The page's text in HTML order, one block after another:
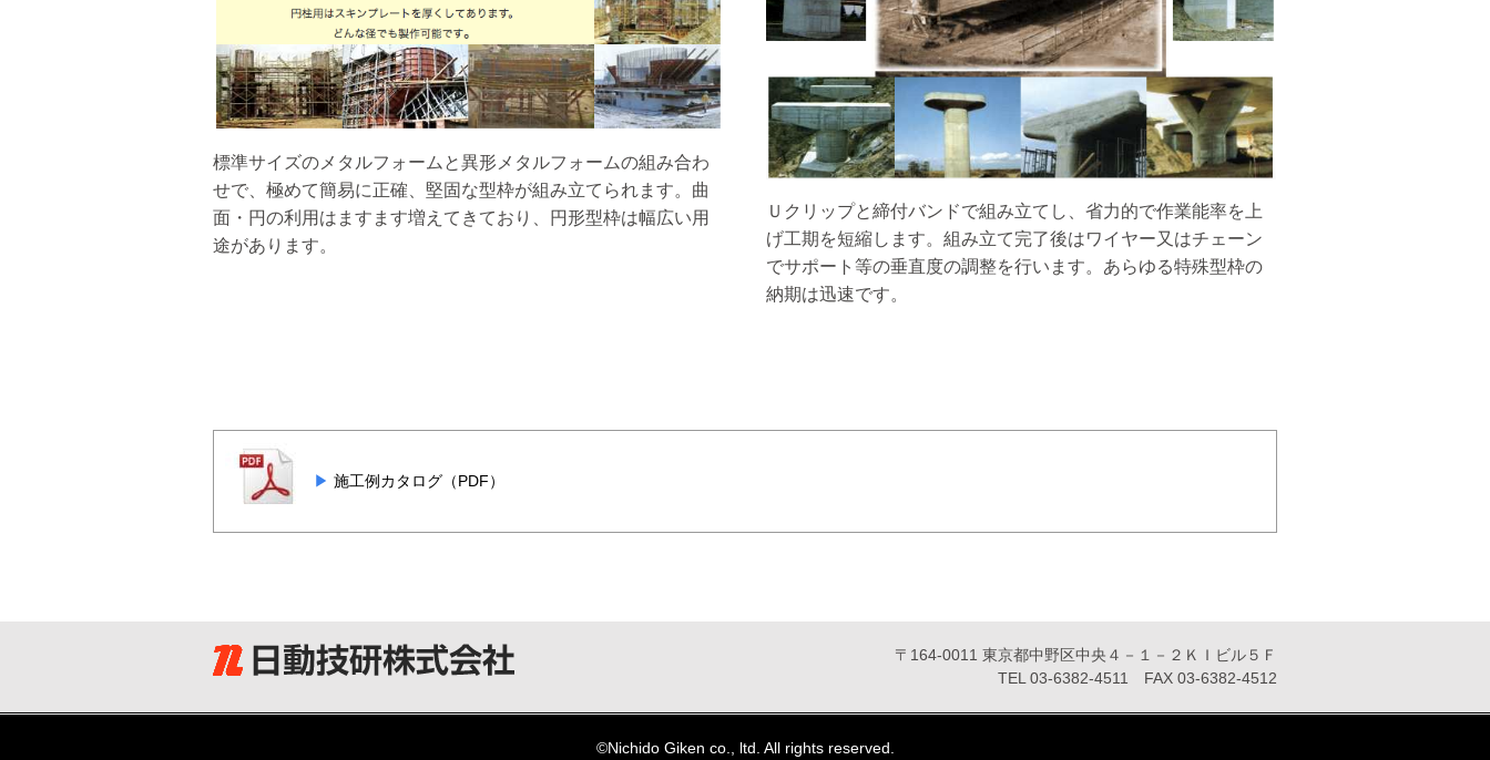
標準サイズのメタルフォームと異形メタルフォームの組み合わ
せで、極めて簡易に正確、堅固な型枠が組み立てられます。曲
面・円の利用はますます増えてきており、円形型枠は幅広い用
途があります。
Ｕクリップと締付バンドで組み立てし、省力的で作業能率を上
げ工期を短縮します。組み立て完了後はワイヤー又はチェーン
でサポート等の垂直度の調整を行います。あらゆる特殊型枠の
納期は迅速です。
施工例カタログ（PDF）
〒164-0011 東京都中野区中央４－１－２ＫＩビル５Ｆ
TEL 03-6382-4511 FAX 03-6382-4512
©Nichido Giken co., ltd. All rights reserved.